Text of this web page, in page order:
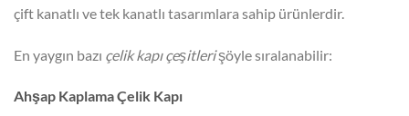
çift kanatlı ve tek kanatlı tasarımlara sahip ürünlerdir.
En yaygın bazı çelik kapı çeşitlerişöyle sıralanabilir:
Ahşap Kaplama Çelik Kapı